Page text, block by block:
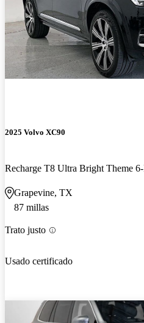
2025 Volvo XC90
Recharge T8 Ultra Bright Theme
Grapevine, TX
87 millas
Trato justo
Usado certificado